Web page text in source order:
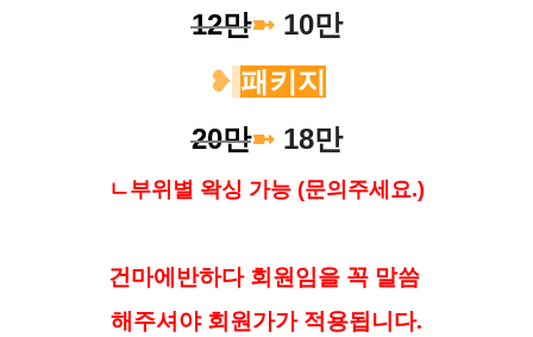
12만➼10만
❥ 패키지
20만➼18만
ㄴ부위별 왁싱 가능 (문의주세요.)
건마에반하다 회원임을 꼭 말씀
해 주셔야 회원가가 적용됩니다.